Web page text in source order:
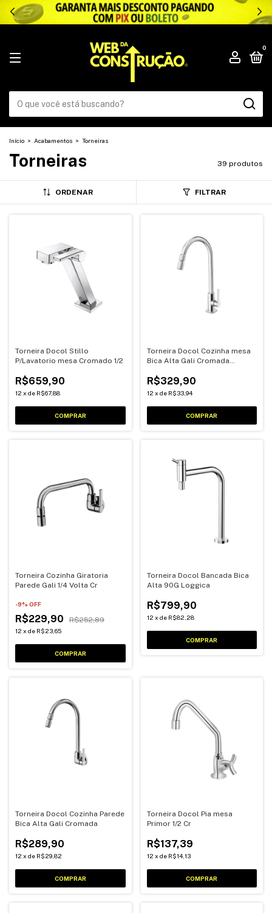
.
0
Início > Acabamentos > Torneiras
Torneiras 39 produtos
ORDENAR FILTRAR
Torneira Docol Stillo
P/Lavatorio mesa Cromado 1/2
R$659,90
12 x de R$67,88
Torneira Docol Cozinha mesa
Bica Alta Gali Cromada
R$329,90
12 x de R$33,94
Torneira Cozinha Giratoria
Parede Gali 1/4 Volta Cr
-9% OFF
R$229,90 R$252,89
12 x de R$23,65
Torneira Docol Bancada Bica
Alta 90G Loggica
R$799,90
12 x de R$82,28
Torneira Docol Cozinha Parede
Bica Alta Gali Cromada
R$289,90
12 x de R$29,82
Torneira Docol Pia mesa
Primor 1/2 Cr
R$137,39
12 x de R$14,13